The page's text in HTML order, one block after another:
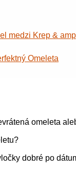
medzi Krep &
Omeleta
omeleta
dobré po